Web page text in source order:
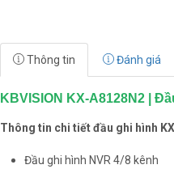
Thông tin Đánh giá
KBVISION KX-A8128N2 |
Thông tin chi tiết đầu ghi hình
Đầu ghi hình NVR 4/8 kênh